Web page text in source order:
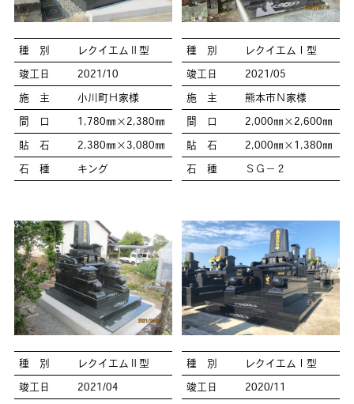
種 別 レクイエムⅡ型
竣工日 2021/10
施 主 小川町Ｈ家様
間 口 1,780㎜×2,380㎜
貼 石 2,380㎜×3,080㎜
石 種 キング
種 別 レクイエムⅠ型
竣工日 2021/05
施 主 熊本市Ｎ家様
間 口 2,000㎜×2,600㎜
貼 石 2,000㎜×1,380㎜
石 種 ＳＧ－２
種 別 レクイエムⅡ型
竣工日 2021/04
種 別 レクイエムⅠ型
竣工日 2020/11